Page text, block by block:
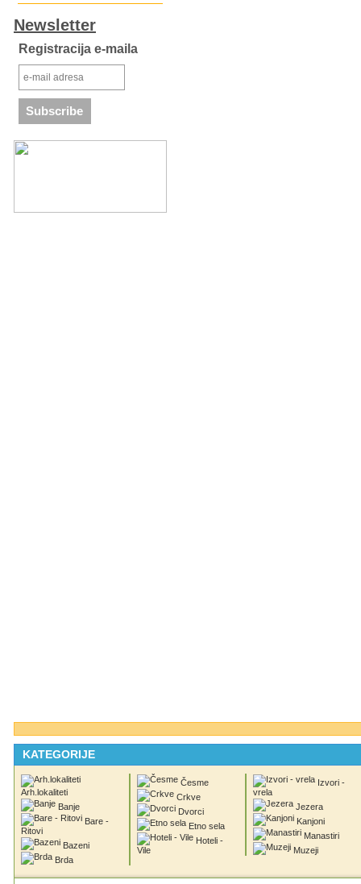
Newsletter
Registracija e-maila
KATEGORIJE
Arh.lokaliteti
Banje
Bare -
Ritovi
Bazeni
Brda
Česme
Crkve
Dvorci
Etno sela
Hoteli -
Vile
Izvori -
vrela
Jezera
Kanjoni
Manastiri
Muzeji